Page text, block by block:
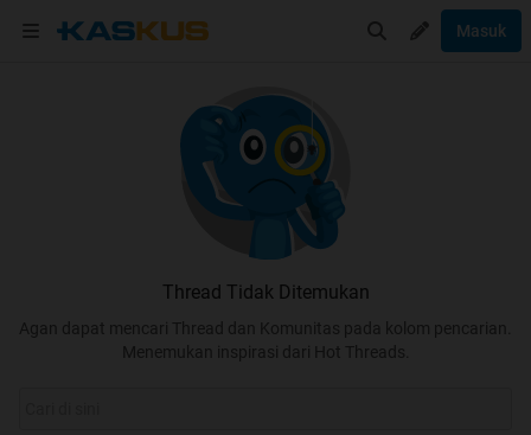
Masuk
Thread Tidak Ditemukan
Agan dapat mencari Thread dan Komunitas pada kolom pencarian.
Menemukan inspirasi dari Hot Threads.